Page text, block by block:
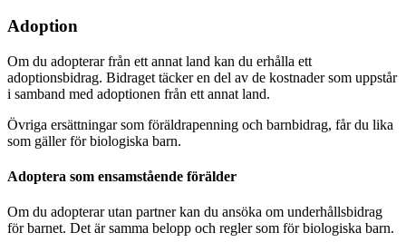
Adoption
Om du adopterar från ett annat land kan du erhålla ett
adoptionsbidrag. Bidraget täcker en del av de kostnader som uppstår
i samband med adoptionen från ett annat land.
Övriga ersättningar som föräldrapenning och barnbidrag, får du lika
som gäller för biologiska barn.
Adoptera som ensamstående förälder
Om du adopterar utan partner kan du ansöka om underhållsbidrag
för barnet. Det är samma belopp och regler som för biologiska barn.